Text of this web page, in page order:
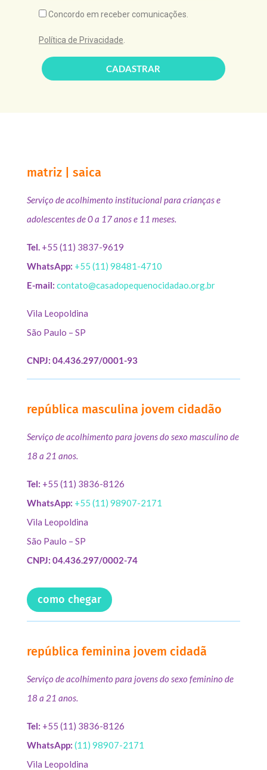
Concordo em receber comunicações.
Política de Privacidade
CADASTRAR
matriz | saica
Serviço de acolhimento institucional para crianças e
adolescentes de 0 a 17 anos e 11 meses.
Tel.+55 (11) 3837-9619
WhatsApp: +55 (11) 98481-4710
E-mail: contato@casadopequenocidadao.org.br
Vila Leopoldina
São Paulo – SP
CNPJ: 04.436.297/0001-93
república masculina jovem cidadão
Serviço de acolhimento para jovens do sexo masculino de
18 a 21 anos.
Tel: +55 (11) 3836-8126
WhatsApp: +55 (11) 98907-2171
Vila Leopoldina
São Paulo – SP
CNPJ: 04.436.297/0002-74
como chegar
república feminina jovem cidadã
Serviço de acolhimento para jovens do sexo feminino de
18 a 21 anos.
Tel: +55 (11) 3836-8126
WhatsApp: (11) 98907-2171
Vila Leopoldina